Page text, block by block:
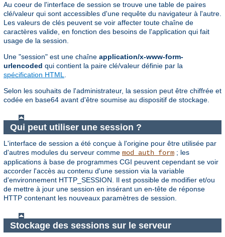
Au coeur de l'interface de session se trouve une table de paires
clé/valeur qui sont accessibles d'une requête du navigateur à l'autre.
Les valeurs de clés peuvent se voir affecter toute chaîne de
caractères valide, en fonction des besoins de l'application qui fait
usage de la session.
Une "session" est une chaîne application/x-www-form-
urlencoded qui contient la paire clé/valeur définie par la
spécification HTML
Selon les souhaits de l'administrateur, la session peut être chiffrée et
codée en base64 avant d'être soumise au dispositif de stockage.
Qui peut utiliser une session ?
L'interface de session a été conçue à l'origine pour être utilisée par
d'autres modules du serveur comme mod_auth_form ; les
applications à base de programmes CGI peuvent cependant se voir
accorder l'accès au contenu d'une session via la variable
d'environnement HTTP_SESSION. Il est possible de modifier et/ou
de mettre à jour une session en insérant un en-tête de réponse
HTTP contenant les nouveaux paramètres de session.
Stockage des sessions sur le serveur